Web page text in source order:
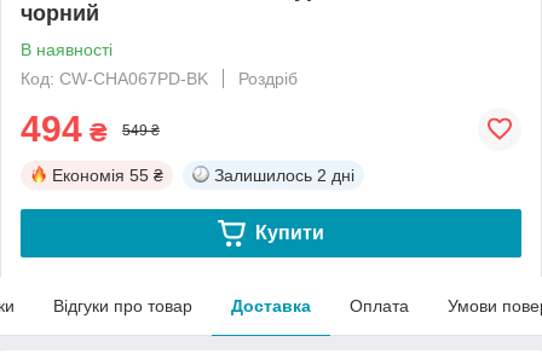
чорний
В наявності
Код: CW-CHA067PD-BK
Роздріб
494 ₴ 549 ₴
Економія 55 ₴ Залишилось 2 дні
Купити
Відгуки про товар Доставка Оплата Умови